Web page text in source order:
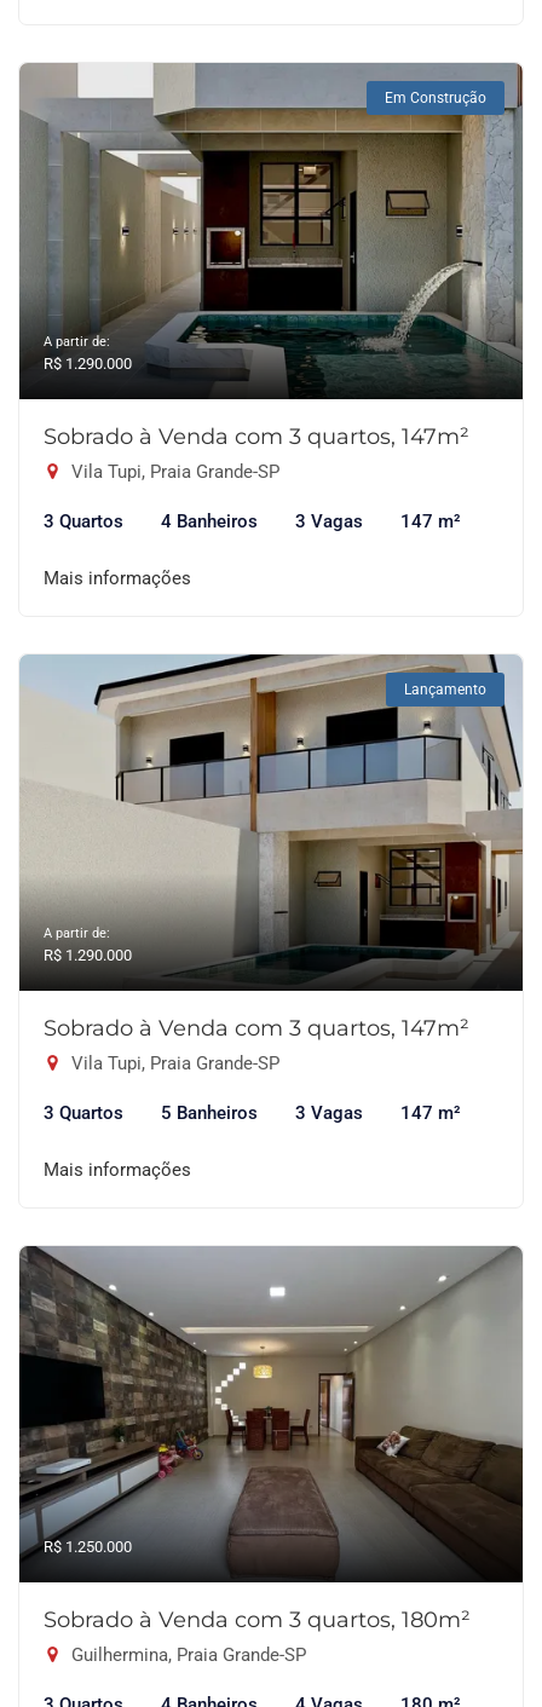
Em Construção
A partir de:
R$ 1.290.000
Sobrado à Venda com 3 quartos, 147m²
Vila Tupi, Praia Grande-SP
3 Quartos 4 Banheiros 3 Vagas 147 m²
Mais informações
Lançamento
A partir de:
R$ 1.290.000
Sobrado à Venda com 3 quartos, 147m²
Vila Tupi, Praia Grande-SP
3 Quartos 5 Banheiros 3 Vagas 147 m²
Mais informações
R$ 1.250.000
Sobrado à Venda com 3 quartos, 180m²
Guilhermina, Praia Grande-SP